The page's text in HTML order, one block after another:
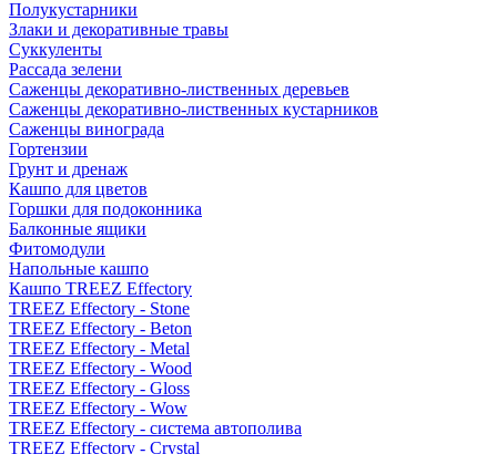
Полукустарники
Злаки и декоративные травы
Суккуленты
Рассада зелени
Саженцы декоративно-лиственных деревьев
Саженцы декоративно-лиственных кустарников
Саженцы винограда
Гортензии
Грунт и дренаж
Кашпо для цветов
Горшки для подоконника
Балконные ящики
Фитомодули
Напольные кашпо
Кашпо TREEZ Effectory
TREEZ Effectory - Stone
TREEZ Effectory - Beton
TREEZ Effectory - Metal
TREEZ Effectory - Wood
TREEZ Effectory - Gloss
TREEZ Effectory - Wow
TREEZ Effectory - система автополива
TREEZ Effectory - Crystal